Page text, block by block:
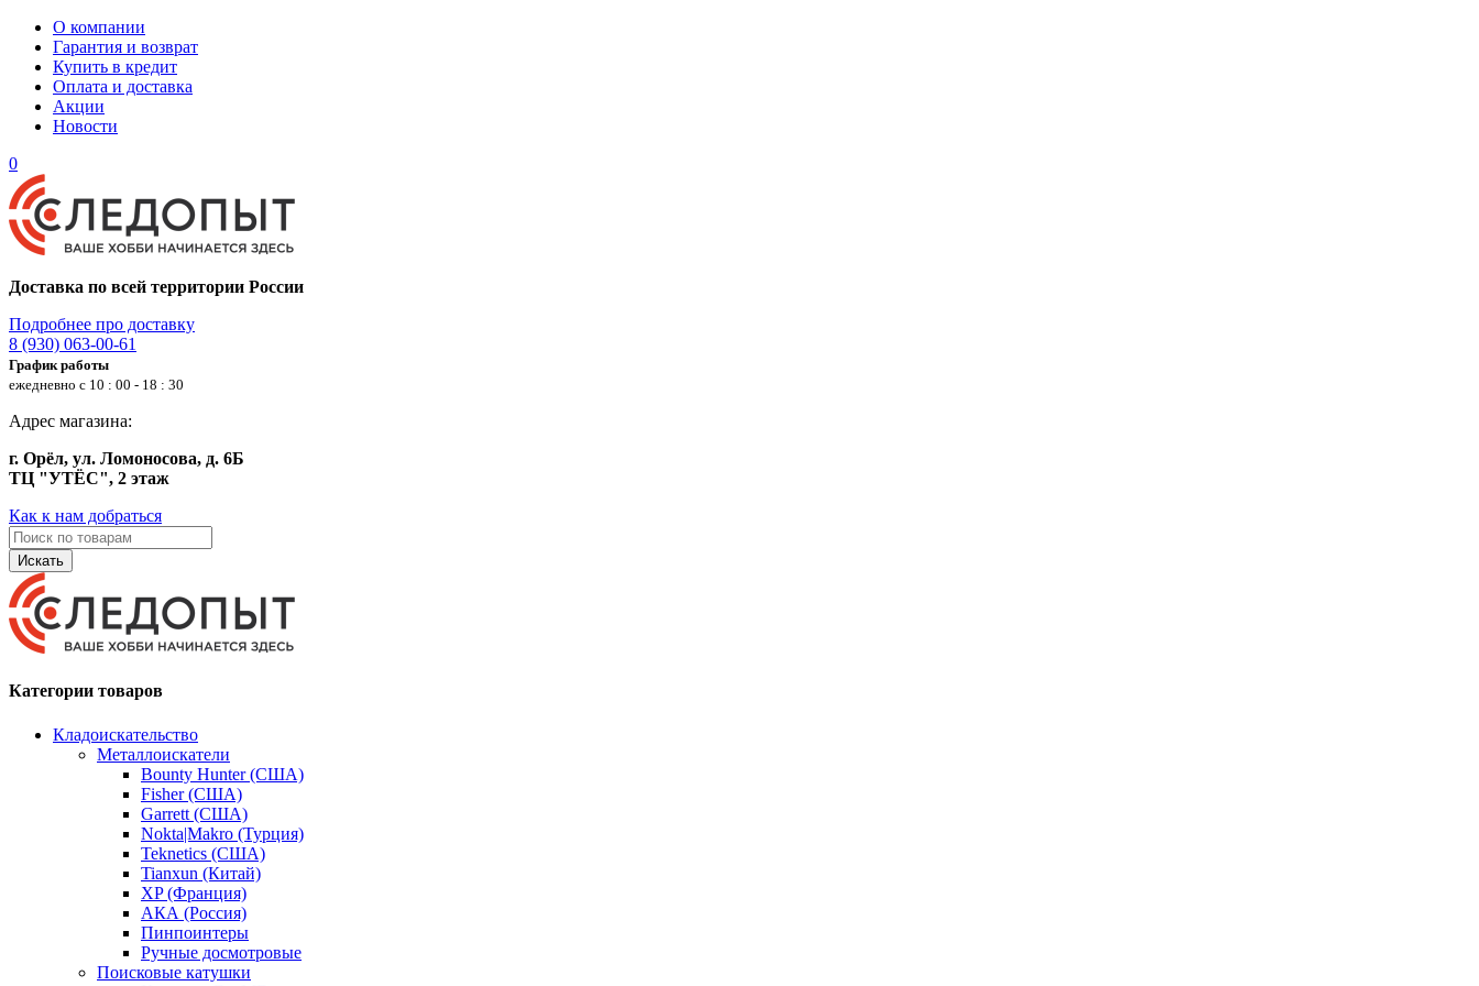
О компании
Гарантия и возврат
Купить в кредит
Оплата и доставка
Акции
Новости
0
Доставка по всей территории России
Подробнее про доставку
8 (930) 063-00-61
График работы
ежедневно с 10 : 00 - 18 : 30
Адрес магазина:
г. Орёл, ул. Ломоносова, д. 6Б
ТЦ "УТЁС", 2 этаж
Как к нам добраться
Искать
Категории товаров
Кладоискательство
Металлоискатели
Bounty Hunter (США)
Fisher (США)
Garrett (США)
Nokta|Makro (Турция)
Teknetics (США)
Tianxun (Китай)
XP (Франция)
АКА (Россия)
Пинпоинтеры
Ручные досмотровые
Поисковые катушки